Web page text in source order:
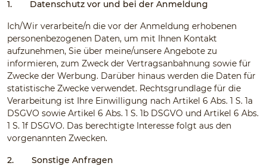
1. Datenschutz vor und bei der Anmeldung
Ich/Wir verarbeite/n die vor der Anmeldung erhobenen
personenbezogenen Daten, um mit Ihnen Kontakt
aufzunehmen, Sie über meine/unsere Angebote zu
informieren, zum Zweck der Vertragsanbahnung sowie für
Zwecke der Werbung. Darüber hinaus werden die Daten für
statistische Zwecke verwendet. Rechtsgrundlage für die
Verarbeitung ist Ihre Einwilligung nach Artikel 6 Abs. 1 S. 1a
DSGVO sowie Artikel 6 Abs. 1 S. 1b DSGVO und Artikel 6 Abs.
1 S. 1f DSGVO. Das berechtigte Interesse folgt aus den
vorgenannten Zwecken.
2. Sonstige Anfragen